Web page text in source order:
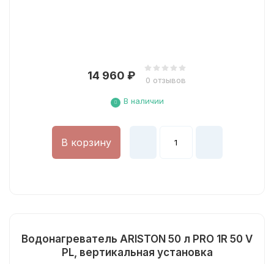
14 960 ₽ 0 отзывов
В наличии
В корзину
Водонагреватель ARISTON 50 л PRO 1R 50 V
PL, вертикальная установка